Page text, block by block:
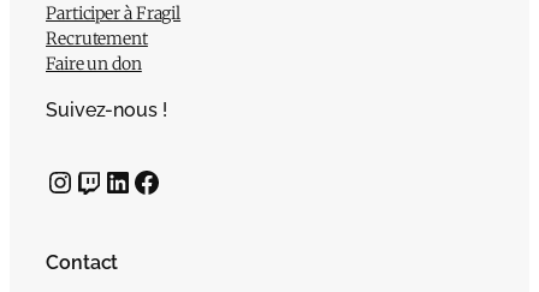
Participer à Fragil
Recrutement
Faire un don
Suivez-nous !
InstagramTwitch LinkedIn Facebook
Contact